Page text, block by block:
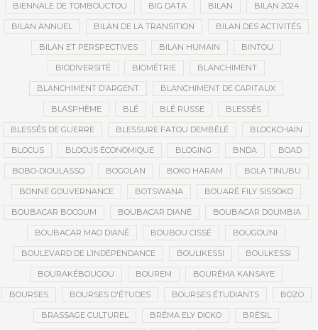
BIENNALE DE TOMBOUCTOU BIG DATA BILAN BILAN 2024
BILAN ANNUEL BILAN DE LA TRANSITION BILAN DES ACTIVITÉS
BILAN ET PERSPECTIVES BILAN HUMAIN BINTOU
BIODIVERSITÉ BIOMÉTRIE BLANCHIMENT
BLANCHIMENT D’ARGENT BLANCHIMENT DE CAPITAUX
BLASPHÈME BLÉ BLÉ RUSSE BLESSÉS
BLESSÉS DE GUERRE BLESSURE FATOU DEMBÉLÉ BLOCKCHAIN
BLOCUS BLOCUS ÉCONOMIQUE BLOGING BNDA BOAD
BOBO-DIOULASSO BOGOLAN BOKO HARAM BOLA TINUBU
BONNE GOUVERNANCE BOTSWANA BOUARÉ FILY SISSOKO
BOUBACAR BOCOUM BOUBACAR DIANÉ BOUBACAR DOUMBIA
BOUBACAR MAO DIANÉ BOUBOU CISSÉ BOUGOUNI
BOULEVARD DE L’INDÉPENDANCE BOULIKESSI BOULKESSI
BOURAKÉBOUGOU BOUREM BOURÉMA KANSAYE
BOURSES BOURSES D'ÉTUDES BOURSES ÉTUDIANTS BOZO
BRASSAGE CULTUREL BRÉMA ELY DICKO BRÉSIL